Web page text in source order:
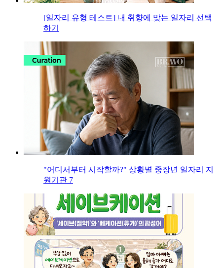
[일자리 유형 테스트] 내 취향에 맞는 일자리 선택
하기
"어디서부터 시작할까?" 상황별 중장년 일자리 지
원기관 7